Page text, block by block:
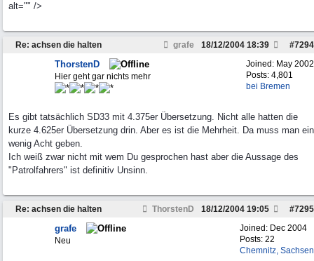
alt="" />
Re: achsen die halten grafe #7294
18/12/2004 18:39
Joined: May 2002
Posts: 4,801
bei Bremen
ThorstenD
Hier geht gar nichts mehr
Es gibt tatsächlich SD33 mit 4.375er Übersetzung. Nicht alle hatten die
kurze 4.625er Übersetzung drin. Aber es ist die Mehrheit. Da muss man ein
wenig Acht geben.
Ich weiß zwar nicht mit wem Du gesprochen hast aber die Aussage des
"Patrolfahrers" ist definitiv Unsinn.
Re: achsen die halten ThorstenD #7295
18/12/2004 19:05
Joined: Dec 2004
Posts: 22
Chemnitz, Sachsen
grafe
Neu